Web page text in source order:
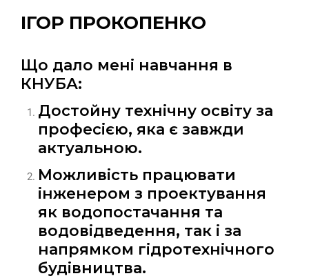
ІГОР ПРОКОПЕНКО
Що дало мені навчання в
КНУБА:
Достойну технічну освіту за
професією, яка є завжди
актуальною.
Можливість працювати
інженером з проектування
як водопостачання та
водовідведення, так і за
напрямком гідротехнічного
будівництва.